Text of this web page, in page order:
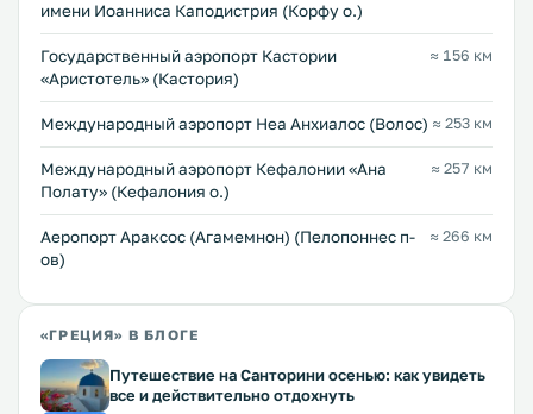
имени Иоанниса Каподистрия (Корфу о.)
Государственный аэропорт Кастории
«Аристотель» (Кастория)
≈ 156 км
Международный аэропорт Неа Анхиалос (Волос) ≈ 253 км
Международный аэропорт Кефалонии «Ана
Полату» (Кефалония о.)
≈ 257 км
Аеропорт Араксос (Агамемнон) (Пелопоннес п-
ов)
≈ 266 км
«ГРЕЦИЯ» В БЛОГЕ
Путешествие на Санторини осенью: как увидеть
все и действительно отдохнуть